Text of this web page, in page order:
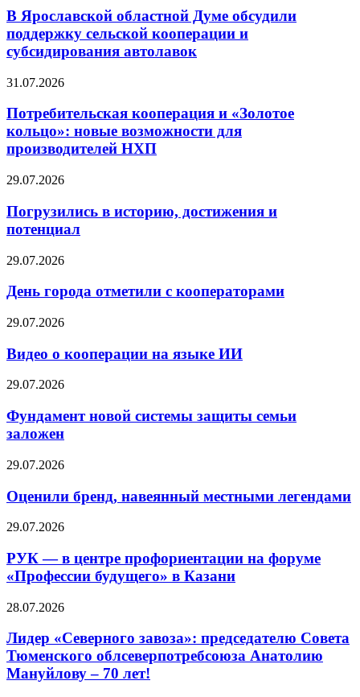
В Ярославской областной Думе обсудили
поддержку сельской кооперации и
субсидирования автолавок
31.07.2026
Потребительская кооперация и «Золотое
кольцо»: новые возможности для
производителей НХП
29.07.2026
Погрузились в историю, достижения и
потенциал
29.07.2026
День города отметили с кооператорами
29.07.2026
Видео о кооперации на языке ИИ
29.07.2026
Фундамент новой системы защиты семьи
заложен
29.07.2026
Оценили бренд, навеянный местными легендами
29.07.2026
РУК — в центре профориентации на форуме
«Профессии будущего» в Казани
28.07.2026
Лидер «Северного завоза»: председателю Совета
Тюменского облсеверпотребсоюза Анатолию
Мануйлову – 70 лет!